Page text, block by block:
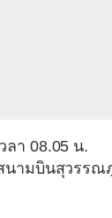
า 08.05 น.
สนามบินสุวรรณ